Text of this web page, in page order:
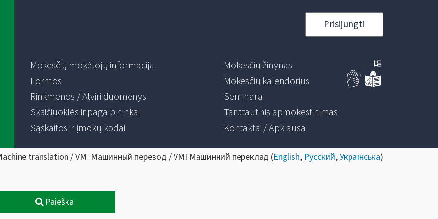
Prisijungti
Mokesčių mokėtojų informacija
Formos
Rinkmenos / Atviri duomenys
Skaičiuoklės ir pagalbininkai
Sąskaitos ir įmokų kodai
Mokesčių žinynas
Mokesčių kalendorius
Seminarai
Tarptautinis apmokestinimas
Kontaktai / Apklausa
translation / VMI Машинный перевод / VMI Машинний переклад (English, Русский,Українська)
Paieška